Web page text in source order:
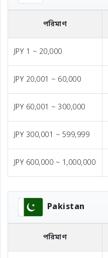
পরিমাণ
JPY 1 ~ 20,000
JPY 20,001 ~ 60,000
JPY 60,001 ~ 300,000
JPY 300,001 ~ 599,999
JPY 600,000 ~ 1,000,000
Pakistan
পরিমাণ